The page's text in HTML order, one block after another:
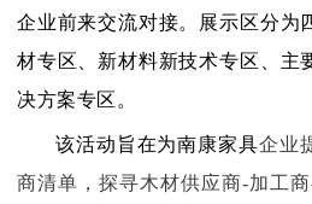
企业前来交流对接。展示区分为
材专区、新材料新技术专区、主
决方案专区。
该活动旨在为南康家具企业
商清单，探寻木材供应商-加工